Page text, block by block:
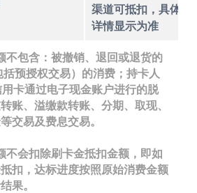
渠道可抵扣，具体以
详情显示为准
不包含：被撤销、退回或退货的
预授权交易）的消费；持卡人
卡通过电子现金账户进行的脱
账、溢缴款转账、分期、取现、
交易及费息交易。
不会扣除刷卡金抵扣金额，即如
扣，达标进度按照原始消费金额
果。